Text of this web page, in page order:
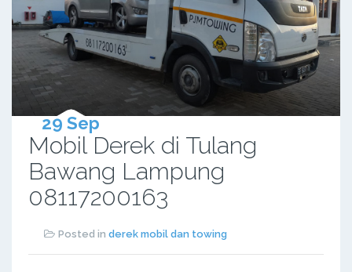
29 Sep
Mobil Derek di Tulang
Bawang Lampung
08117200163
Posted in derek mobil dan towing